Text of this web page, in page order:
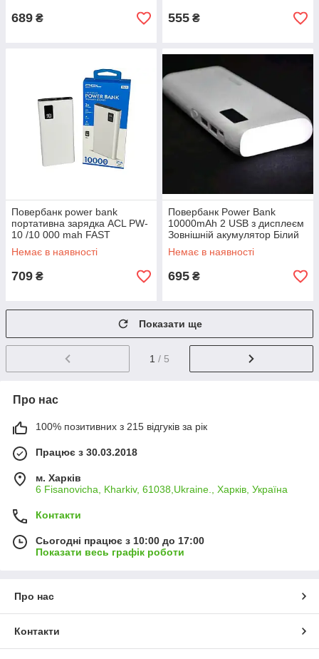
689 ₴ 555 ₴
Повербанк power bank
портативна зарядка ACL PW-
10 /10 000 mah FAST
CHARGE Білий
Немає в наявності
709 ₴
Повербанк Power Bank
10000mAh 2 USB з дисплеєм
Зовнішній акумулятор Білий
Немає в наявності
695 ₴
Показати ще
1 / 5
Про нас
100% позитивних з 215 відгуків за рік
Працює з 30.03.2018
м. Харків
6 Fisanovicha, Kharkiv, 61038,Ukraine., Харків, Україна
Контакти
Сьогодні працює з 10:00 до 17:00
Показати весь графік роботи
Про нас
Контакти